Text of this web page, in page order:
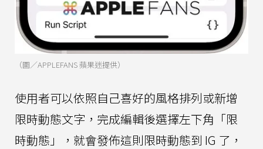
（圖／APPLEFANS 蘋果迷提供）
使用者可以依照自己喜好的風格排列或新增
限時動態文字，完成編輯後選擇左下角「限
時動態」，就會發佈這則限時動態到 IG 了，